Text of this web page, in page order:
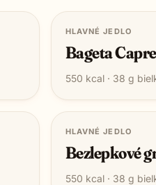
HLAVNÉ JEDLO
Bageta
550 kcal · 38 g
HLAVNÉ JEDLO
Bezlepkové
550 kcal · 38 g